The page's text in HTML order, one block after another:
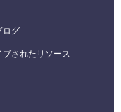
ログ
ブされたリソース